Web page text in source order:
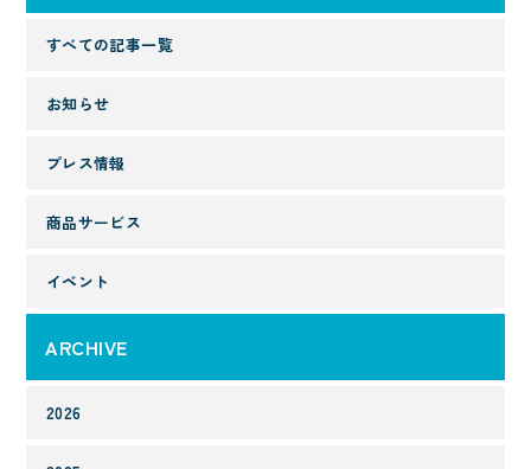
すべての記事一覧
お知らせ
プレス情報
商品サービス
イベント
ARCHIVE
2026